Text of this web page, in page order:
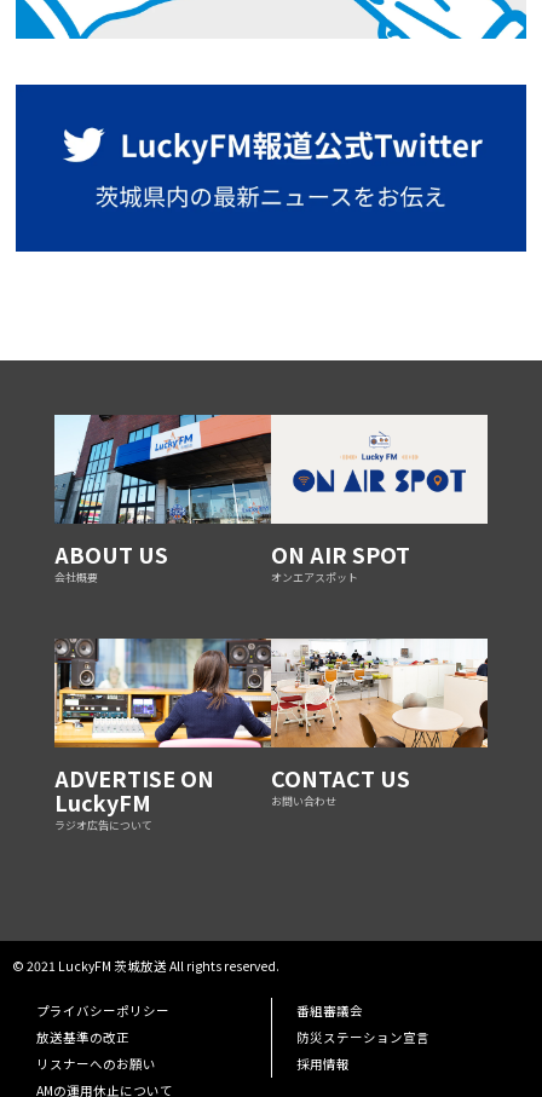
ABOUT US
会社概要
ON AIR SPOT
オンエアスポット
ADVERTISE ON
LuckyFM
ラジオ広告について
CONTACT US
お問い合わせ
© 2021 LuckyFM 茨城放送 All rights reserved.
プライバシーポリシー
番組審議会
放送基準の改正
防災ステーション宣言
リスナーへのお願い
採用情報
AMの運用休止について